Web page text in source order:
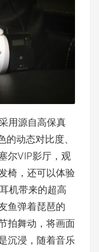
用源自高保真
动态对比度、
尔VIP影厅，观
椅，还可以体验
机带来的超高
鱼弹着琵琶的
拍舞动，将画面
沉浸，随着音乐